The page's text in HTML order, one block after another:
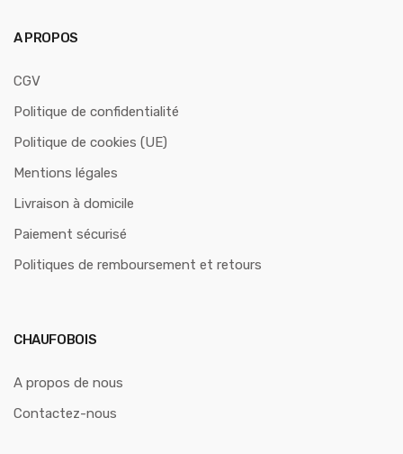
A PROPOS
CGV
Politique de confidentialité
Politique de cookies (UE)
Mentions légales
Livraison à domicile
Paiement sécurisé
Politiques de remboursement et retours
CHAUFOBOIS
A propos de nous
Contactez-nous